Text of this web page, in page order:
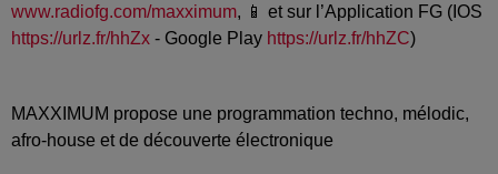
www.radiofg.com/maxximum, 📱 et sur l’Application FG (IOS
https://urlz.fr/hhZx - Google Play https://urlz.fr/hhZC)
MAXXIMUM propose une programmation techno, mélodic,
afro-house et de découverte électronique